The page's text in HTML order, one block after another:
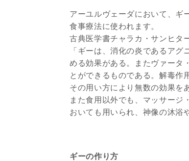
アーユルヴェーダにおいて、ギ
食事療法に使われます。
古典医学書チャラカ・サンヒタ
「ギーは、消化の炎であるア
める効果がある。またヴァータ
とができるものである。解毒作
その用い方により無数の効果を
また食用以外でも、マッサージ
おいても用いられ、神像の沐浴
ギーの作り方